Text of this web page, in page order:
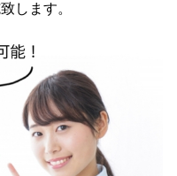
します。